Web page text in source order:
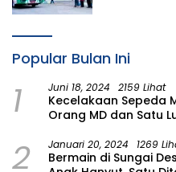
Popular Bulan Ini
1 Juni 18, 2024 2159 Lihat
Kecelakaan Sepeda
Orang MD dan Satu
2 Januari 20, 2024 1269
Bermain di Sungai